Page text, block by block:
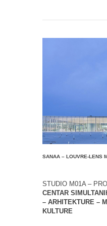
SANAA – LOUVRE-LENS
STUDIO M01A –
CENTAR
– ARHITEKTURE –
KULTURE